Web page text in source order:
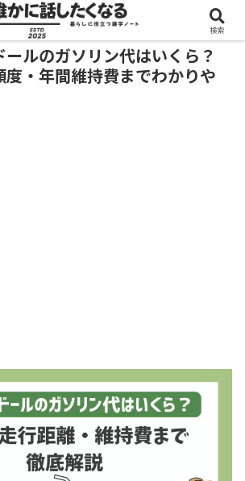
ールのガソリン代はいくら？
・年間維持費までわかりや
検索